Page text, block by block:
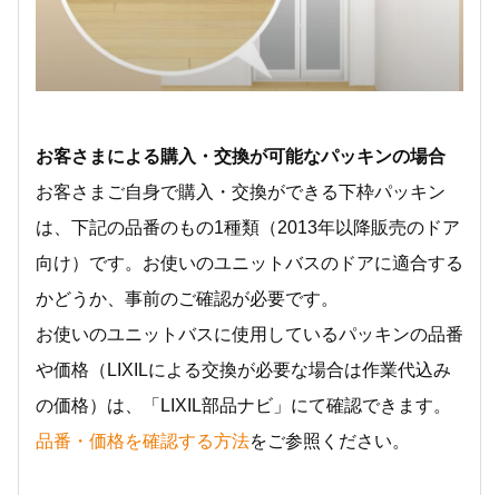
お客さまによる購入・交換が可能なパッキンの場合
お客さまご自身で購入・交換ができる下枠パッキン
は、下記の品番のもの1種類（2013年以降販売のドア
向け）です。お使いのユニットバスのドアに適合する
かどうか、事前のご確認が必要です。
お使いのユニットバスに使用しているパッキンの品番
や価格（LIXILによる交換が必要な場合は作業代込み
の価格）は、「LIXIL部品ナビ」にて確認できます。
品番・価格を確認する方法をご参照ください。